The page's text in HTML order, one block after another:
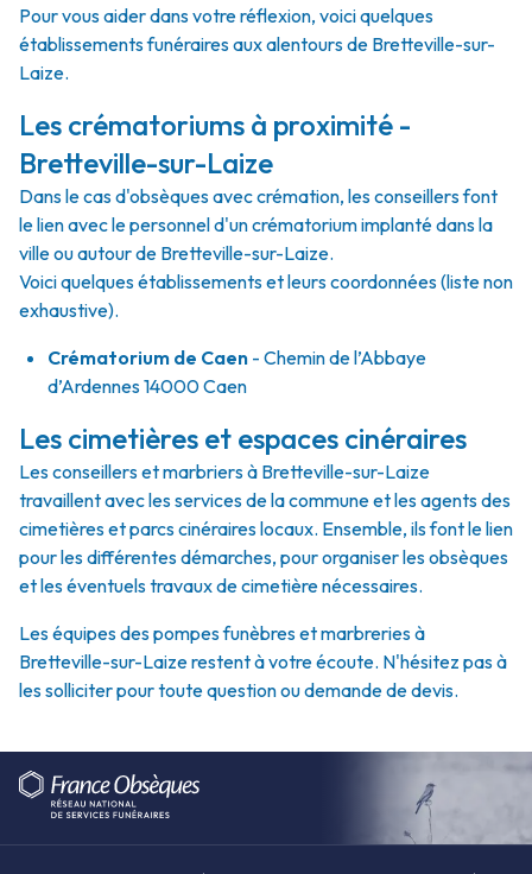
Pour vous aider dans votre réflexion, voici quelques
établissements funéraires aux alentours de Bretteville-sur-
Laize.
Les crématoriums à proximité -
Bretteville-sur-Laize
Dans le cas d'obsèques avec crémation, les conseillers font
le lien avec le personnel d'un crématorium implanté dans la
ville ou autour de Bretteville-sur-Laize.
Voici quelques établissements et leurs coordonnées (liste non
exhaustive).
Crématorium de Caen - Chemin de l’Abbaye
d’Ardennes 14000 Caen
Les cimetières et espaces cinéraires
Les conseillers et marbriers à Bretteville-sur-Laize
travaillent avec les services de la commune et les agents des
cimetières et parcs cinéraires locaux. Ensemble, ils font le lien
pour les différentes démarches, pour organiser les obsèques
et les éventuels travaux de cimetière nécessaires.
Les équipes des pompes funèbres et marbreries à
Bretteville-sur-Laize restent à votre écoute. N'hésitez pas à
les solliciter pour toute question ou demande de devis.